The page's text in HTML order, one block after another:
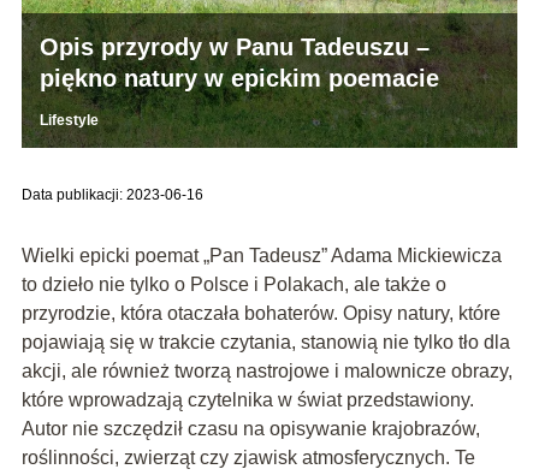
Opis przyrody w Panu Tadeuszu –
piękno natury w epickim poemacie
Lifestyle
Data publikacji: 2023-06-16
Wielki epicki poemat „Pan Tadeusz” Adama Mickiewicza
to dzieło nie tylko o Polsce i Polakach, ale także o
przyrodzie, która otaczała bohaterów. Opisy natury, które
pojawiają się w trakcie czytania, stanowią nie tylko tło dla
akcji, ale również tworzą nastrojowe i malownicze obrazy,
które wprowadzają czytelnika w świat przedstawiony.
Autor nie szczędził czasu na opisywanie krajobrazów,
roślinności, zwierząt czy zjawisk atmosferycznych. Te